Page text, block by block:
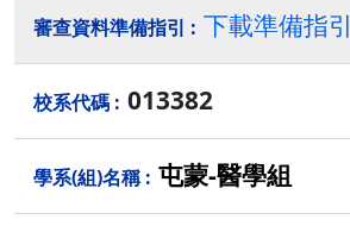
下載準備指引
013382
屯蒙-醫學組